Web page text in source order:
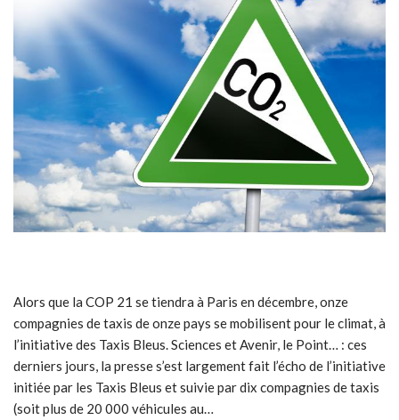
Alors que la COP 21 se tiendra à Paris en décembre, onze
compagnies de taxis de onze pays se mobilisent pour le climat, à
l’initiative des Taxis Bleus. Sciences et Avenir, le Point… : ces
derniers jours, la presse s’est largement fait l’écho de l’initiative
initiée par les Taxis Bleus et suivie par dix compagnies de taxis
(soit plus de 20 000 véhicules au…